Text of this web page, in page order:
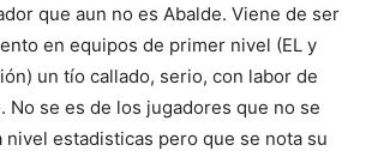
que aun no es Abalde. Viene de ser
en equipos de primer nivel (EL y
un tío callado, serio, con labor de
No se es de los jugadores que no se
nivel estadisticas pero que se nota su